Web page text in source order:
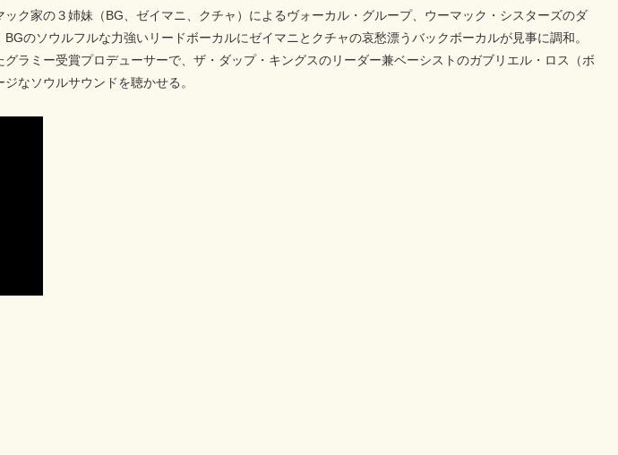
ク家の３姉妹（BG、ゼイマニ、クチャ）によるヴォーカル・グループ、ウーマック・シスターズのダ
のソウルフルな力強いリードボーカルにゼイマニとクチャの哀愁漂うバックボーカルが見事に調和。
ラミー受賞プロデューサーで、ザ・ダップ・キングスのリーダー兼ベーシストのガブリエル・ロス（ボ
なソウルサウンドを聴かせる。